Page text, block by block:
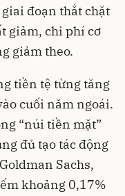
đoạn thắt chặt
giảm, chi phí cơ
giảm theo.
tiền tệ từng tăng
cuối năm ngoái.
“núi tiền mặt”
đủ tạo tác động
Sachs,
khoảng 0,17%